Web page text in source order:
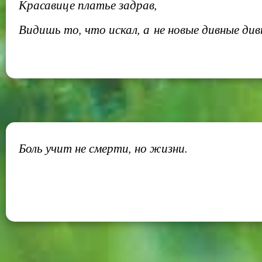
Красавице платье задрав,
Видишь то, что искал, а не новые дивные
Боль учит не смерти, но жизни.